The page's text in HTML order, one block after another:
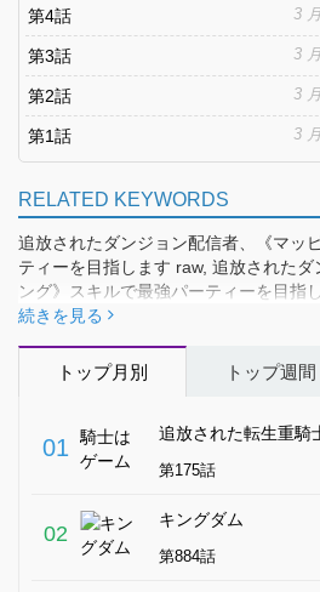
第4話 3
第3話 3
第2話 3
第1話 3
RELATED KEYWORDS
追放されたダンジョン配信者、《マッ
ティーを目指します raw, 追放された
ング》スキルで最強パーティーを目指
たダンジョン配信者、《マッピング》
グ》スキルで最強パーティーを目指し
続きを見る
トップ月別 トップ週間
01
第175話
02
キングダム
第884話